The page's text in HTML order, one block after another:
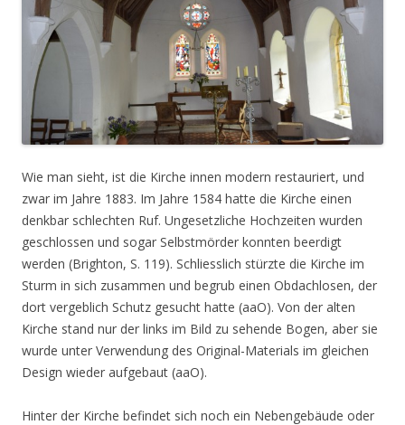
Wie man sieht, ist die Kirche innen modern restauriert, und
zwar im Jahre 1883. Im Jahre 1584 hatte die Kirche einen
denkbar schlechten Ruf. Ungesetzliche Hochzeiten wurden
geschlossen und sogar Selbstmörder konnten beerdigt
werden (Brighton, S. 119). Schliesslich stürzte die Kirche im
Sturm in sich zusammen und begrub einen Obdachlosen, der
dort vergeblich Schutz gesucht hatte (aaO). Von der alten
Kirche stand nur der links im Bild zu sehende Bogen, aber sie
wurde unter Verwendung des Original-Materials im gleichen
Design wieder aufgebaut (aaO).
Hinter der Kirche befindet sich noch ein Nebengebäude oder